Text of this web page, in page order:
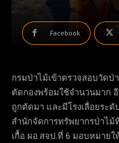
Facebook
กรมป่าไม้เข้าตรวจสอบวัด
ตัดกองพร้อมใช้จำนวนมาก
ถูกตัดมา และมีโรงเลื่อยระ
สำนักจัดการทรัพยากรป่าไ
เกื้อ ผอ.สจป.ที่ 6 มอบหมาย